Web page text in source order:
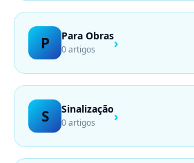
P Para Obras
0 artigos ›
S Sinalização
0 artigos ›